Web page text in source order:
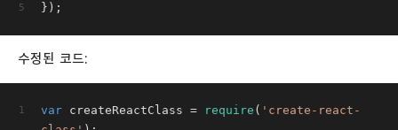
});
수정된 코드:
var createReactClass = require ( 'create-react-